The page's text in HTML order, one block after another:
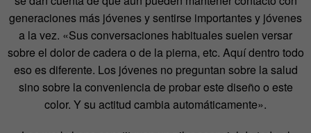
generaciones más jóvenes y sentirse importantes y jóvenes
a la vez. «Sus conversaciones habituales suelen versar
sobre el dolor de cadera o de la pierna, etc. Aquí dentro todo
eso es diferente. Los jóvenes no preguntan sobre la salud
sino sobre la conveniencia de probar este diseño o este
color. Y su actitud cambia automáticamente».